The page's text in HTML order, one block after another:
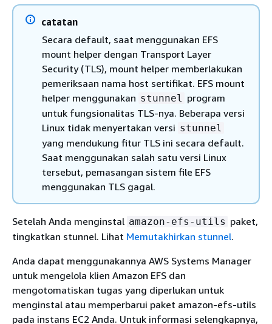
catatan
Secara default, saat menggunakan EFS
mount helper dengan Transport Layer
Security (TLS), mount helper memberlakukan
pemeriksaan nama host sertifikat. EFS mount
helper menggunakan stunnel
program
untuk fungsionalitas TLS-nya. Beberapa versi
Linux tidak menyertakan versi stunnel
yang mendukung fitur TLS ini secara default.
Saat menggunakan salah satu versi Linux
tersebut, pemasangan sistem file EFS
menggunakan TLS gagal.
Setelah Anda menginstal amazon-efs-utils paket,
tingkatkan stunnel. Lihat Memutakhirkan stunnel.
Anda dapat menggunakannya AWS Systems Manager
untuk mengelola klien Amazon EFS dan
mengotomatiskan tugas yang diperlukan untuk
menginstal atau memperbarui paket amazon-efs-utils
pada instans EC2 Anda. Untuk informasi selengkapnya,